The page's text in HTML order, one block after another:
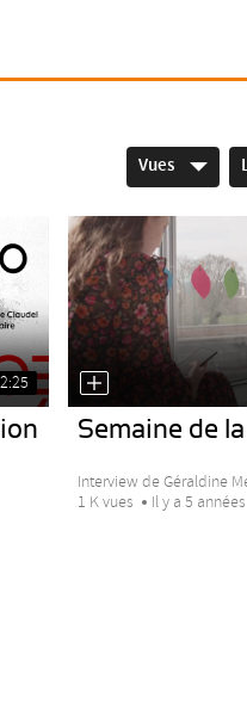
Vues
Semaine de
Interview de Géraldine
1 K vues
Il y a 5 années